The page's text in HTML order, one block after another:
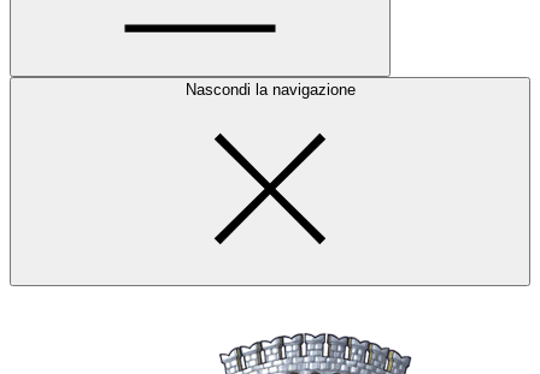
Nascondi la navigazione